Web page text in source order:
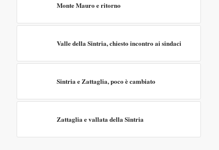
Monte Mauro e ritorno
Valle della Sintria, chiesto incontro ai sindaci
Sintria e Zattaglia, poco è cambiato
Zattaglia e vallata della Sintria